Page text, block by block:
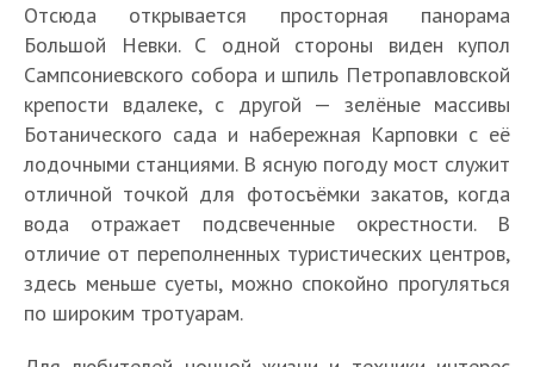
Отсюда открывается просторная панорама
Большой Невки. С одной стороны виден купол
Сампсониевского собора и шпиль Петропавловской
крепости вдалеке, с другой — зелёные массивы
Ботанического сада и набережная Карповки с её
лодочными станциями. В ясную погоду мост служит
отличной точкой для фотосъёмки закатов, когда
вода отражает подсвеченные окрестности. В
отличие от переполненных туристических центров,
здесь меньше суеты, можно спокойно прогуляться
по широким тротуарам.